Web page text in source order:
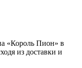
«Король Пион» в
из доставки и